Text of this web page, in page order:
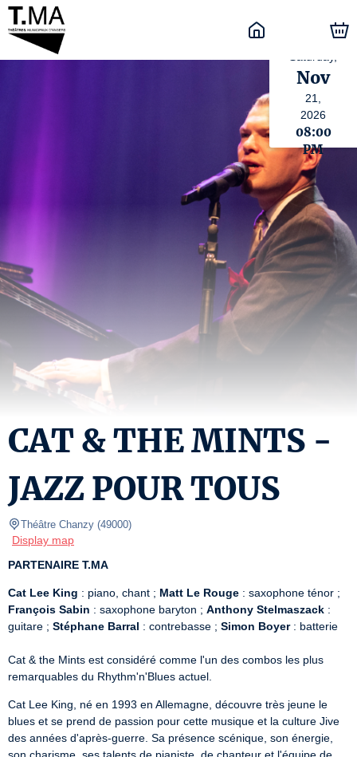
Nov
21,
2026
08:00
PM
CAT & THE MINTS -
JAZZ POUR TOUS
Théâtre Chanzy (49000)
Display map
PARTENAIRE T.MA
Cat Lee King : piano, chant ; Matt Le Rouge
François Sabin : saxophone baryton ; Anthony Stelmaszack :
guitare ; Stéphane Barral : contrebasse ; Simon Boyer : batterie
Cat & the Mints est considéré comme l'un des combos les plus
remarquables du Rhythm'n'Blues actuel.
Cat Lee King, né en 1993 en Allemagne, découvre très jeune le
blues et se prend de passion pour cette musique et la culture Jive
des années d'après-guerre. Sa présence scénique, son énergie,